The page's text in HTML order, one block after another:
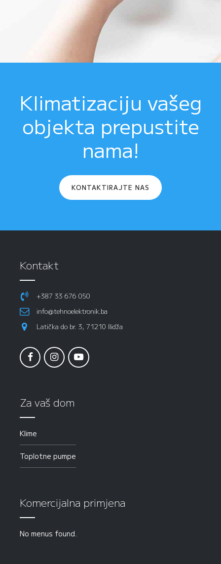
Klimatizaciju vašeg
objekta prepustite
nama!
KONTAKTIRAJTE NAS
Kontakt
+387 33 676 050
info@tehnoelektronik.ba
Latička do br. 3, 71210 Ilidža
Za vaš dom
Klime
Toplotne pumpe
Komercijalna primjena
No menus found.